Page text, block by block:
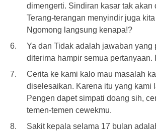
dimengerti. Sindiran kasar tak akan
Terang-terangan menyindir juga
Ngomong langsung kenapa!?
Ya dan Tidak adalah jawaban yang
diterima hampir semua pertanyaan.
Cerita ke kami kalo mau masalah
diselesaikan. Karena itu yang kami
Pengen dapet simpati doang sih,
temen-temen cewekmu.
Sakit kepala selama 17 bulan